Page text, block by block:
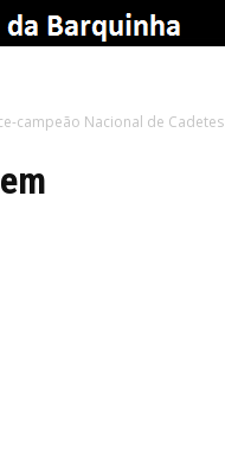
campeão Nacional de Cadetes